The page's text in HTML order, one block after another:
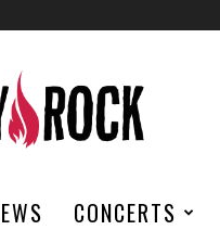
Rock
CONCERTS